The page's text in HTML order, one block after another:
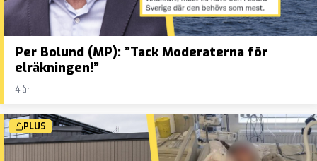
Per Bolund (MP): ”Tack Moderaterna för
elräkningen!”
4 år
PLUS